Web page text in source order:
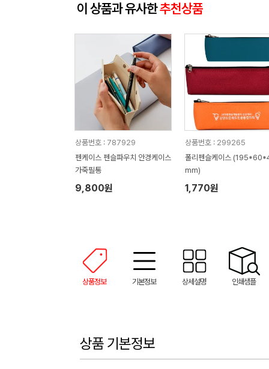
이 상품과 유사한추천상품
상품번호 : 787929
펜케이스 펜슬파우치 안경케이스
가죽필통
9,800원
상품번호 : 299265
폴리펜슬케이스
mm)
1,770원
상품정보 기본정보 상세설명 인쇄샘플
상품 기본정보